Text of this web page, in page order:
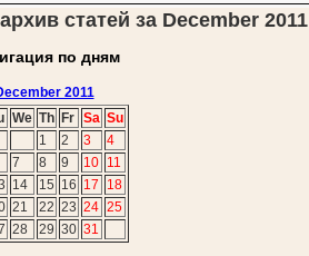
статей за December 2011
по дням
2011
We Th Fr Sa Su
1
2 3
4
7 8 9 10 11
14 15 16 17
18
21 22 23 24 25
28 29 30 31